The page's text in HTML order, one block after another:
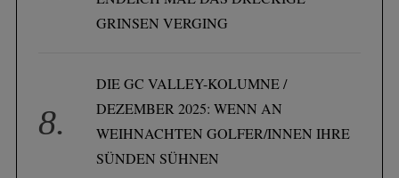
GRINSEN VERGING
DIE GC VALLEY-KOLUMNE /
DEZEMBER 2025: WENN AN
WEIHNACHTEN GOLFER/INNEN IHRE
SÜNDEN SÜHNEN